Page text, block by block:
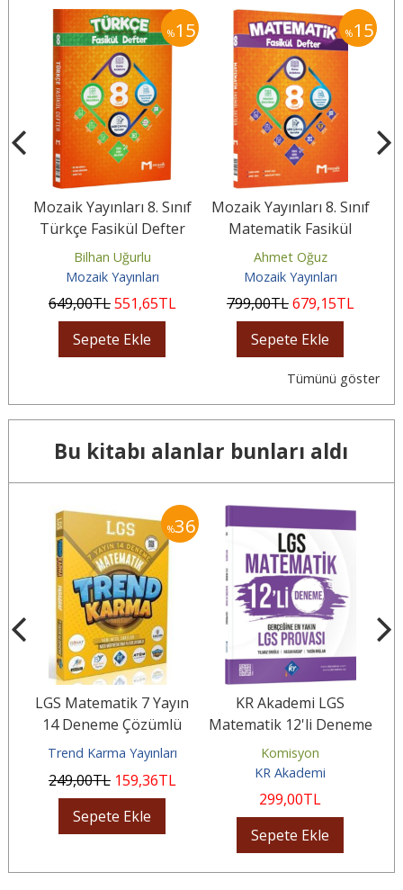
%15
Mozaik Yayınları 8. Sınıf
Türkçe Fasikül Defter
Bilhan Uğurlu
Mozaik Yayınları
649,00TL551,65TL
Sepete Ekle
%15
Mozaik Yayınları 8. Sınıf
Matematik Fasikül
Defter
Ahmet Oğuz
Mozaik Yayınları
799,00TL679,15TL
Sepete Ekle
Tümünü göster
Bu kitabı alanlar bunları aldı
%36
LGS Matematik 7 Yayın
14 Deneme Çözümlü
Trend Karma Yayınları
249,00TL 159,36TL
Sepete Ekle
KR Akademi LGS
Matematik 12'li Deneme
Gerçeğine En Yakın LGS
Provası
Komisyon
KR Akademi
299,00TL
Sepete Ekle